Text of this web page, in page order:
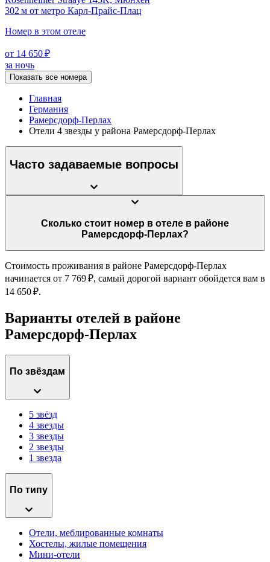
302 м от метро Карл-Прайс-Плац
Номер в этом отеле
от 14 650 ₽
за ночь
Показать все номера
Главная
Германия
Рамерсдорф-Перлах
Отели 4 звезды у района Рамерсдорф-Перлах
Часто задаваемые вопросы
Сколько стоит номер в отеле в районе
Рамерсдорф-Перлах?
Стоимость проживания в районе Рамерсдорф-Перлах
начинается от 7 769 ₽, самый дорогой вариант обойдется вам в
14 650 ₽.
Варианты отелей в районе
Рамерсдорф-Перлах
По звёздам
5 звёзд
4 звезды
3 звезды
2 звезды
1 звезда
По типу
Отели, меблированные комнаты
Хостелы, жилые помещения
Мини-отели